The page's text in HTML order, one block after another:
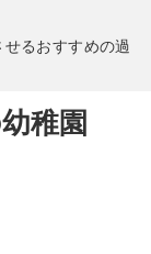
せるおすすめの過
稚園